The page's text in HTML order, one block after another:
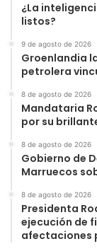
¿La
listos?
9 de agosto de 2026
Groenlandia
petrolera
8 de agosto de 2026
Mandataria
por su
8 de agosto de 2026
Gobierno de
Marruecos
8 de agosto de 2026
Presidenta
ejecución de
afectaciones